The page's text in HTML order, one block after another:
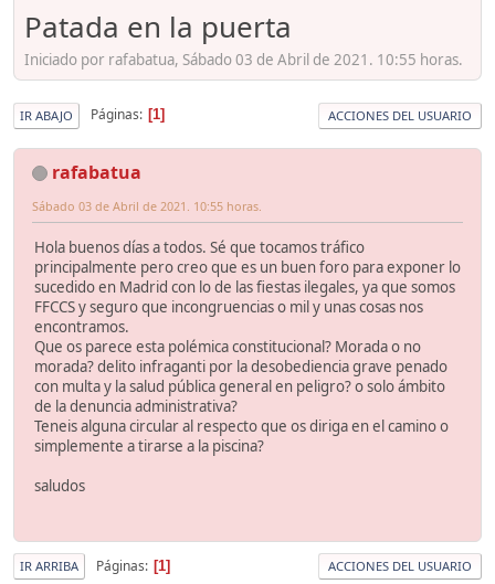
Patada en la puerta
Iniciado por rafabatua, Sábado 03 de Abril de 2021. 10:55 horas.
IR ABAJO Páginas 1 ACCIONES DEL USUARIO
rafabatua
Sábado 03 de Abril de 2021. 10:55 horas.
Hola buenos días a todos. Sé que tocamos tráfico
principalmente pero creo que es un buen foro para exponer lo
sucedido en Madrid con lo de las fiestas ilegales, ya que somos
FFCCS y seguro que incongruencias o mil y unas cosas nos
encontramos.
Que os parece esta polémica constitucional? Morada o no
morada? delito infraganti por la desobediencia grave penado
con multa y la salud pública general en peligro? o solo ámbito
de la denuncia administrativa?
Teneis alguna circular al respecto que os diriga en el camino o
simplemente a tirarse a la piscina?
saludos
IR ARRIBA Páginas 1 ACCIONES DEL USUARIO